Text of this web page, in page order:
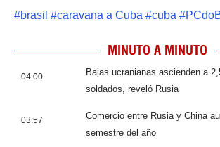
#brasil #caravana a Cuba #cuba #
MINUTO A MINUTO
04:00
Bajas ucranianas ascienden a
soldados, reveló Rusia
03:57
Comercio entre Rusia y China
semestre del año